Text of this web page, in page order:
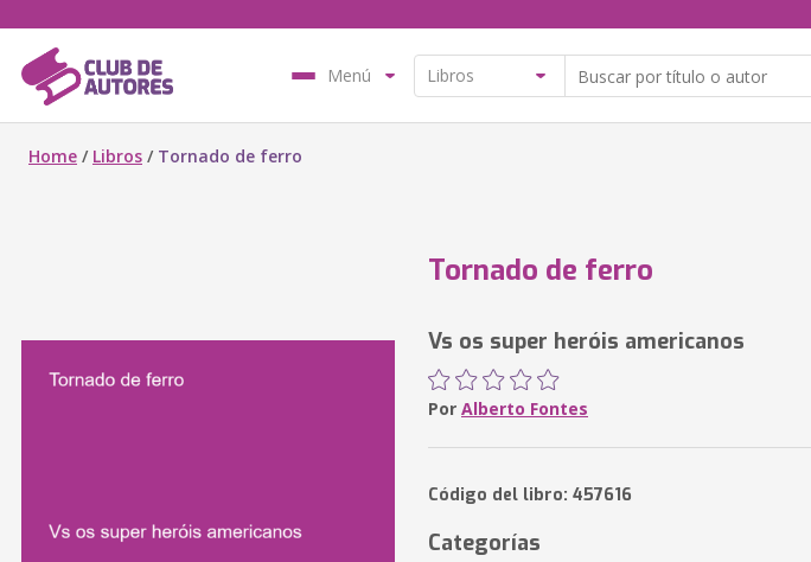
Menú
Home / Libros / Tornado de ferro
Tornado de ferro
Vs os super heróis americanos
Por Alberto Fontes
Código del libro: 457616
Categorías